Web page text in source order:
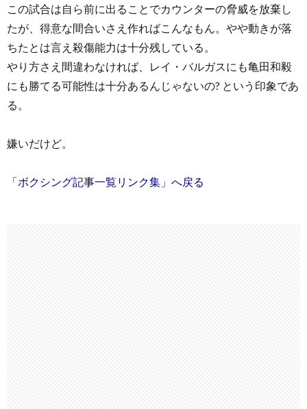
この試合は自ら前に出ることでカウンターの脅威を放棄し
たが、得意な間合いさえ作ればこんなもん。やや動きが落
ちたとは言え殺傷能力は十分残している。
やり方さえ間違わなければ、レイ・バルガスにも亀田和毅
にも勝てる可能性は十分あるんじゃないの? という印象であ
る。
嫌いだけど。
「ボクシング記事一覧リンク集」へ戻る